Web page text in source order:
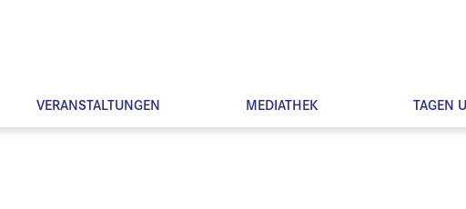
VERANSTALTUNGEN MEDIATHEK TAGEN